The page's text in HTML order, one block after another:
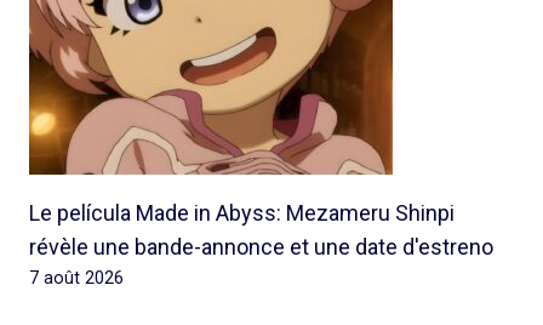
Le película Made in Abyss: Mezameru Shinpi
révèle une bande-annonce et une date d'estreno
7 août 2026